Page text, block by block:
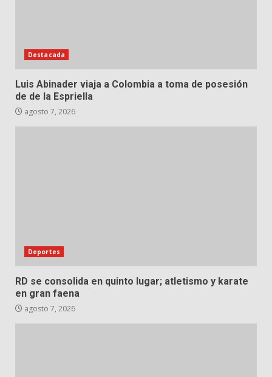
Destacada
Luis Abinader viaja a Colombia a toma de posesión
de de la Espriella
agosto 7, 2026
Deportes
RD se consolida en quinto lugar; atletismo y karate
en gran faena
agosto 7, 2026